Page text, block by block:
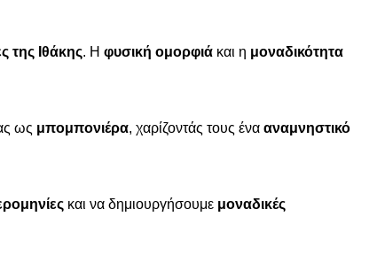
της Ιθάκης. Η φυσική ομορφιά και η μοναδικότητα
ως μπομπονιέρα, χαρίζοντάς τους ένα αναμνηστικό
και να δημιουργήσουμε μοναδικές